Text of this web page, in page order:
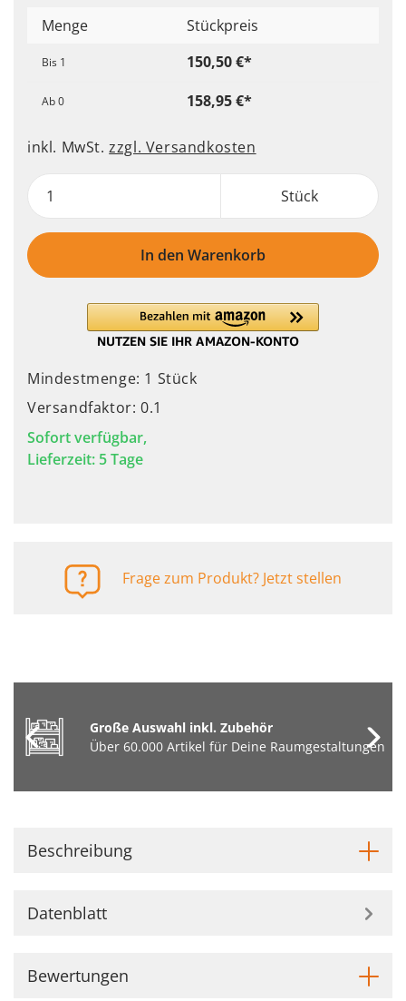
Menge Stückpreis
Bis 1 150,50 €*
Ab0 158,95 €*
inkl. MwSt.zzgl. Versandkosten
Stück
In den Warenkorb
Mindestmenge: 1 Stück
Versandfaktor: 0.1
Sofort verfügbar,
Lieferzeit: 5 Tage
Frage zum Produkt? Jetzt stellen
Große Auswahl inkl. Zubehör
Über 60.000 Artikel für Deine Raumgestaltungen
Beschreibung
Datenblatt
Bewertungen